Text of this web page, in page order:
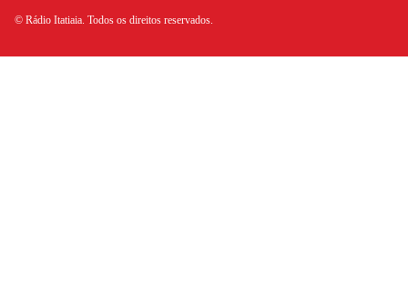
© Rádio Itatiaia. Todos os direitos reservados.